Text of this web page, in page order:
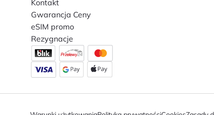
Kontakt
Gwarancja Ceny
eSIM promo
Rezygnacje